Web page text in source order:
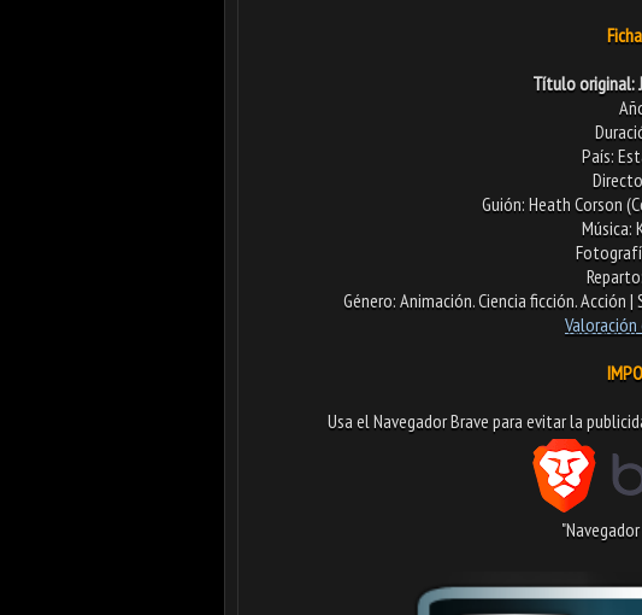
Título original:
País:
Guión: Heath Corson
Música:
Género: Animación. Ciencia ficción. Acción
Valoración
Usa el Navegador Brave para evitar la